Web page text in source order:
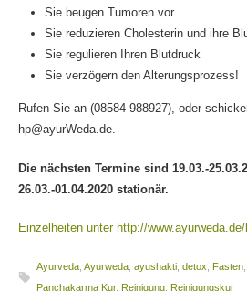
Sie beugen Tumoren vor.
Sie reduzieren Cholesterin und ihre
Sie regulieren Ihren Blutdruck
Sie verzögern den Alterungsprozess!
Rufen Sie an (08584 988927), oder
hp@ayurWeda.de.
Die nächsten Termine sind 19.03.-
26.03.-01.04.2020 stationär.
Einzelheiten unter http://www.ayurweda.de/
Ayurveda, Ayurweda, ayushakti, detox Fasten,
Panchakarma Kur, Reinigung, Reinigungskur